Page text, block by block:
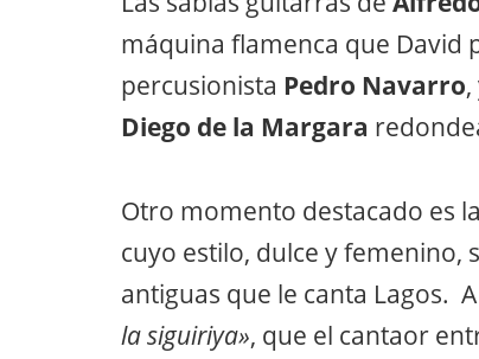
máquina flamenca que David
percusionista Pedro Navarro
Diego de la Margara
Otro momento destacado es
cuyo estilo, dulce y femenino,
antiguas que le canta Lagos.
la siguiriya», que el cantaor